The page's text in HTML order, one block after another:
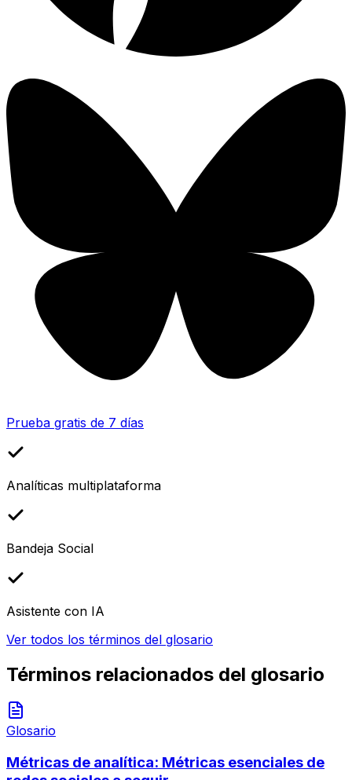
Prueba gratis de 7 días
Analíticas multiplataforma
Bandeja Social
Asistente con IA
Ver todos los términos del glosario
Términos relacionados del glosario
Glosario
Métricas de analítica: Métricas esenciales de